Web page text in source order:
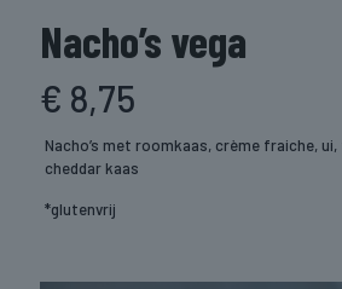
Nacho’s vega
€ 8,75
Nacho’s met roomkaas, crème fraiche,
cheddar kaas
*glutenvrij